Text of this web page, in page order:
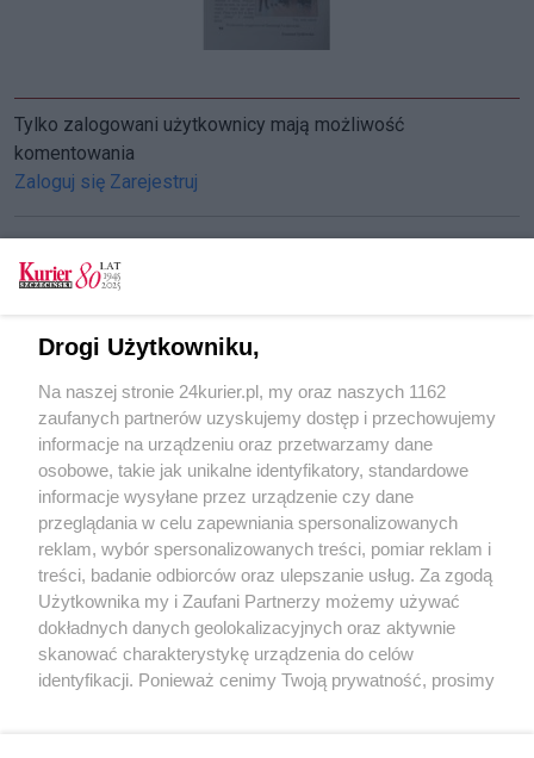
Tylko zalogowani użytkownicy mają możliwość
komentowania
Zaloguj się Zarejestruj
Ćwierć wieku „Łomotu”
Przepis na „Bigos" z Kołobrzegu
Piszą teksty, aż „Wióry" lecą
POGODA
14℃
Zobacz prognozę na 3 dni
Drogi Użytkowniku,
Na naszej stronie 24kurier.pl, my oraz naszych 1162
zaufanych partnerów uzyskujemy dostęp i przechowujemy
informacje na urządzeniu oraz przetwarzamy dane
osobowe, takie jak unikalne identyfikatory, standardowe
informacje wysyłane przez urządzenie czy dane
przeglądania w celu zapewniania spersonalizowanych
reklam, wybór spersonalizowanych treści, pomiar reklam i
treści, badanie odbiorców oraz ulepszanie usług. Za zgodą
Użytkownika my i Zaufani Partnerzy możemy używać
dokładnych danych geolokalizacyjnych oraz aktywnie
skanować charakterystykę urządzenia do celów
identyfikacji. Ponieważ cenimy Twoją prywatność, prosimy